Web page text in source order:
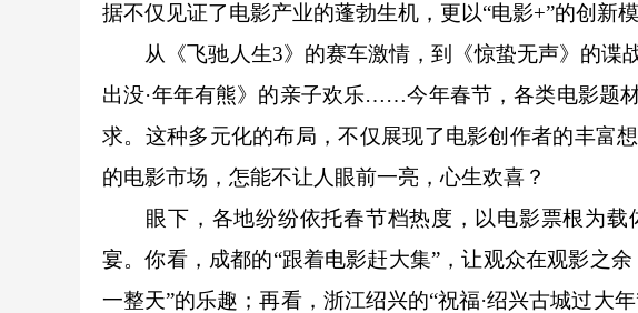
据不仅见证了电影产业的蓬勃生机，更以“电影+”的创新
从《飞驰人生3》的赛车激情，到《惊蛰无声》的谍
出没·年年有熊》的亲子欢乐……今年春节，各类电影题
求。这种多元化的布局，不仅展现了电影创作者的丰富
的电影市场，怎能不让人眼前一亮，心生欢喜？
眼下，各地纷纷依托春节档热度，以电影票根为载
宴。你看，成都的“跟着电影赶大集”，让观众在观影之
一整天”的乐趣；再看，浙江绍兴的“祝福·绍兴古城过大